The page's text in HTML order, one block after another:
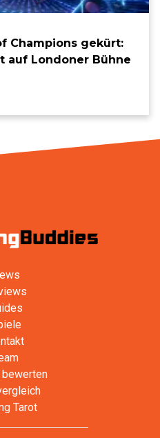
Champions gekürt:
auf Londoner Bühne
Tarot